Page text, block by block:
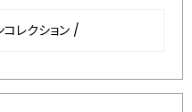
レクション /